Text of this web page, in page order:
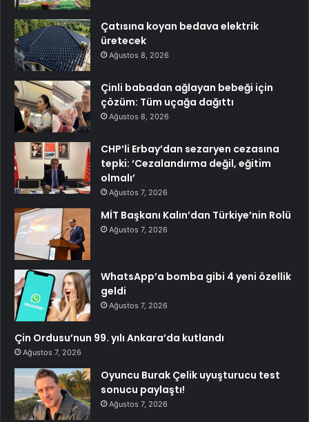
Çatısına koyan bedava elektrik
üretecek
Ağustos 8, 2026
Çinli babadan ağlayan bebeği için
çözüm: Tüm uçağa dağıttı
Ağustos 8, 2026
CHP’li Erbay’dan sezaryen cezasına
tepki: ‘Cezalandırma değil, eğitim
olmalı’
Ağustos 7, 2026
MİT Başkanı Kalın’dan Türkiye’nin Rolü
Ağustos 7, 2026
WhatsApp’a bomba gibi 4 yeni özellik
geldi
Ağustos 7, 2026
Çin Ordusu’nun 99. yılı Ankara’da kutlandı
Ağustos 7, 2026
Oyuncu Burak Çelik uyuşturucu test
sonucu paylaştı!
Ağustos 7, 2026